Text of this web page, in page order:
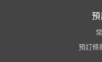
預訂條